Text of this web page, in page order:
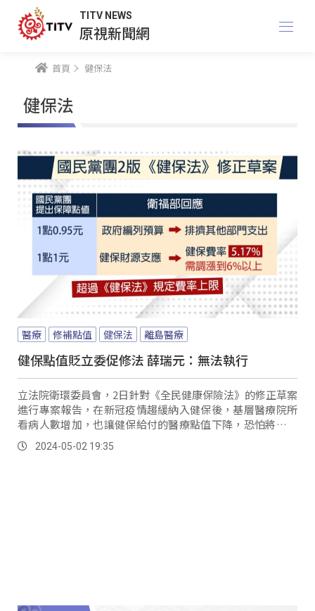
TITV NEWS
原視新聞網
首頁 健保法
健保法
醫療 修補點值 健保法 離島醫療
健保點值貶立委促修法 薛瑞元：無法執行
立法院衛環委員會，2日針對《全民健康保險法》的修正草案
進行專案報告，在新冠疫情趨緩納入健保後，基層醫療院所
看病人數增加，也讓健保給付的醫療點值下降，恐怕將間接
影響名眾荷包。
2024-05-02 19:35